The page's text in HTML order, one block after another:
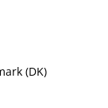
(DK)